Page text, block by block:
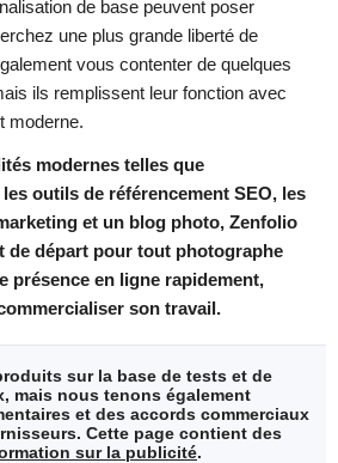
de base peuvent poser
une plus grande liberté de
vous contenter de quelques
ils remplissent leur fonction avec
moderne.
modernes telles que
outils de référencement SEO, les
et un blog photo, Zenfolio
de départ pour tout photographe
présence en ligne rapidement,
son travail.
sur la base de tests et de
mais nous tenons également
et des accords commerciaux
Cette page contient des
sur la publicité.